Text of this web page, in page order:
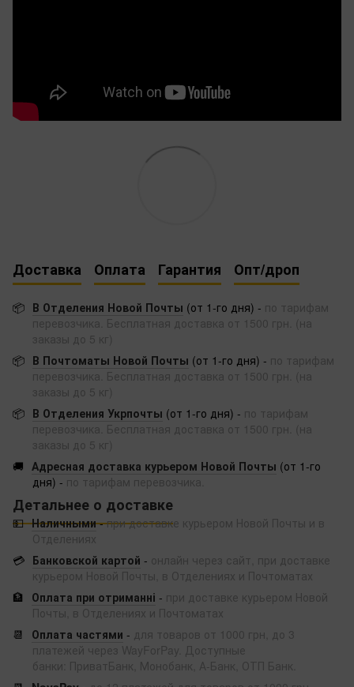
Доставка Оплата Гарантия Опт/дроп
📦 В Отделения Новой Почты (от 1-го дня) - по тарифам
перевозчика. Бесплатная доставка от 1500 грн. (на
заказы до 5 кг)
📦 В Почтоматы Новой Почты (от 1-го дня) - по тарифам
перевозчика. Бесплатная доставка от 1500 грн. (на
заказы до 5 кг)
📦 В Отделения Укрпочты (от 1-го дня) - по тарифам
перевозчика. Бесплатная доставка от 1500 грн. (на
заказы до 5 кг)
🚚 Адресная доставка курьером Новой Почты (от 1-го
дня) - по тарифам перевозчика.
Детальнее о доставке
💵 Наличными-при доставке курьером Новой Почты и в
Отделениях
💳 Банковской картой - онлайн через сайт, при доставке
курьером Новой Почты, в Отделениях и Почтоматах
🏦
Оплата при отриманні - при доставке курьером Новой
Почты, в Отделениях и Почтоматах
📆
Оплата частями - для товаров от 1000 грн, до 3
платежей через WayForPay. Доступные
банки: ПриватБанк, Монобанк, А-Банк, ОТП Банк.